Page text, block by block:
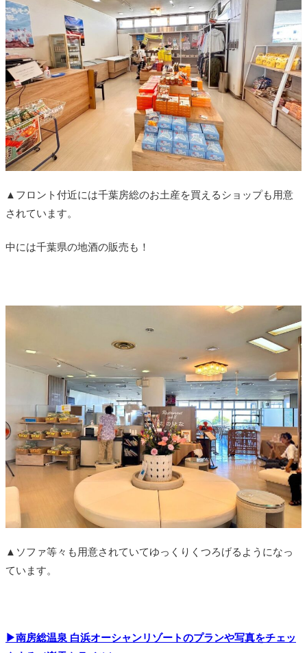
▲フロント付近には千葉房総のお土産を買えるショップも用意
されています。
中には千葉県の地酒の販売も！
▲ソファ等々も用意されていてゆっくりくつろげるようになっ
ています。
▶南房総温泉 白浜オーシャンリゾートのプランや写真をチェッ